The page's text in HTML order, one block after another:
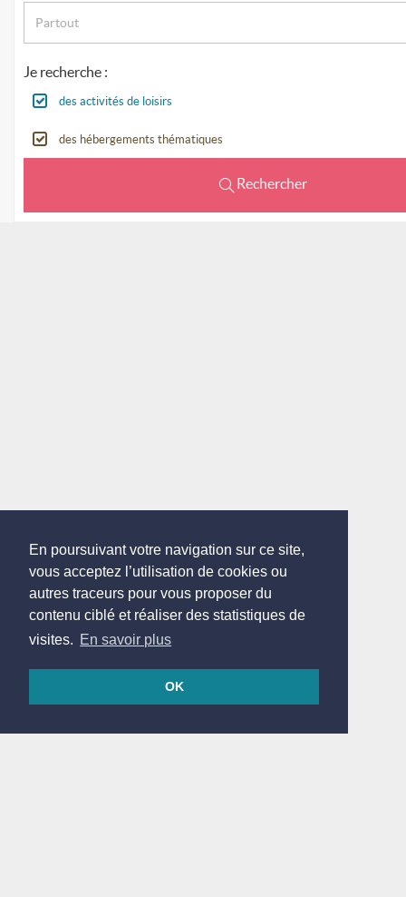
En poursuivant votre navigation sur ce site,
vous acceptez l’utilisation de cookies ou
autres traceurs pour vous proposer du
contenu ciblé et réaliser des statistiques de
visites. En savoir plus
OK
Je recherche :
des activités de loisirs
des hébergements thématiques
Rechercher